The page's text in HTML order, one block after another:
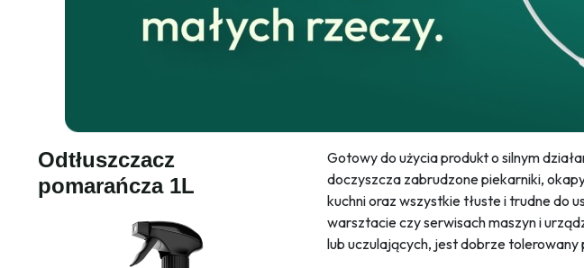
Odtłuszczacz
pomarańcza 1L
Gotowy do użycia produkt o silnym
doczyszcza zabrudzone piekarniki,
kuchni oraz wszystkie tłuste i trudne do
warsztacie czy serwisach maszyn i
lub uczulających, jest dobrze